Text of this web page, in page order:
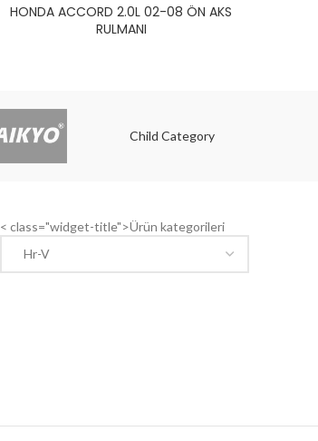
HONDA ACCORD 2.0L 02-08 ÖN AKS
RULMANI
Child Category
< class="widget-title">Ürün kategorileri